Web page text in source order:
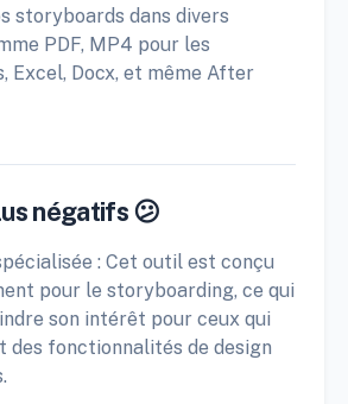
storyboards dans divers
PDF, MP4 pour les
Excel, Docx, et même After
négatifs 😕
: Cet outil est conçu
pour le storyboarding, ce qui
son intérêt pour ceux qui
des fonctionnalités de design